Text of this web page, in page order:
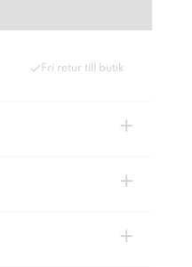
Fri retur till butik
+
+
+